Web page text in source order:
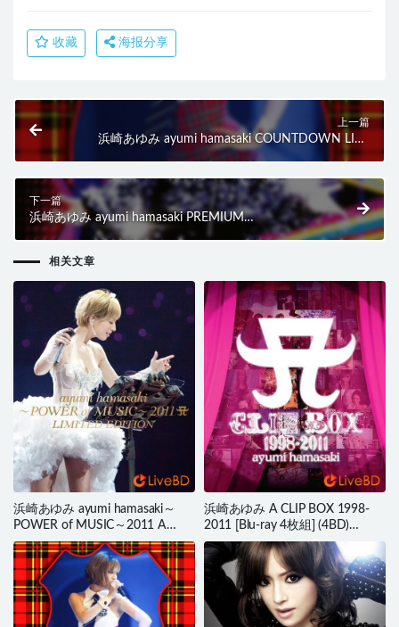
收藏 海报分享
上一篇
浜崎あゆみ ayumi hamasaki COUNTDOWN LIVE
2007-2008 Anniversary (2011) BD蓝光原盘 35.1G
下一篇
浜崎あゆみ ayumi hamasaki PREMIUM
COUNTDOWN LIVE 2008-2009 A (2011) BD蓝光原
相关文章
浜崎あゆみ ayumi hamasaki～
POWER of MUSIC～2011 A
LIMITED EDITION (2012) BD蓝
光原盘 44.7G
浜崎あゆみ A CLIP BOX 1998-
2011 [Blu-ray 4枚組] (4BD)
(2012) BD蓝光原盘 129.3G